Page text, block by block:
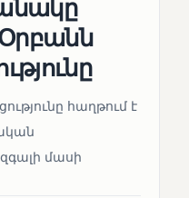
Օրբանն
հաղթում է
զգալի մասի